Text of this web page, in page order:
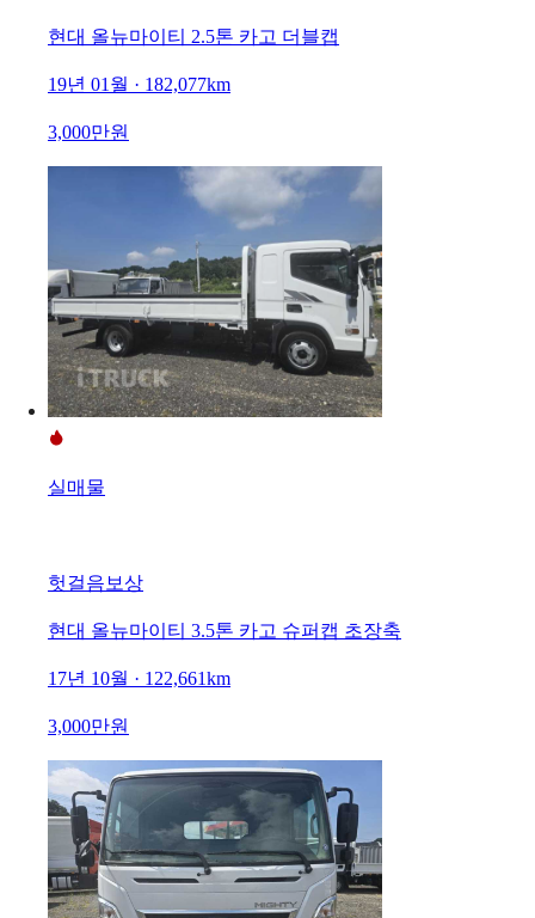
현대 올뉴마이티 2.5톤 카고 더블캡
19년 01월 · 182,077km
3,000만원
실매물
헛걸음보상
현대 올뉴마이티 3.5톤 카고 슈퍼캡 초장축
17년 10월 · 122,661km
3,000만원